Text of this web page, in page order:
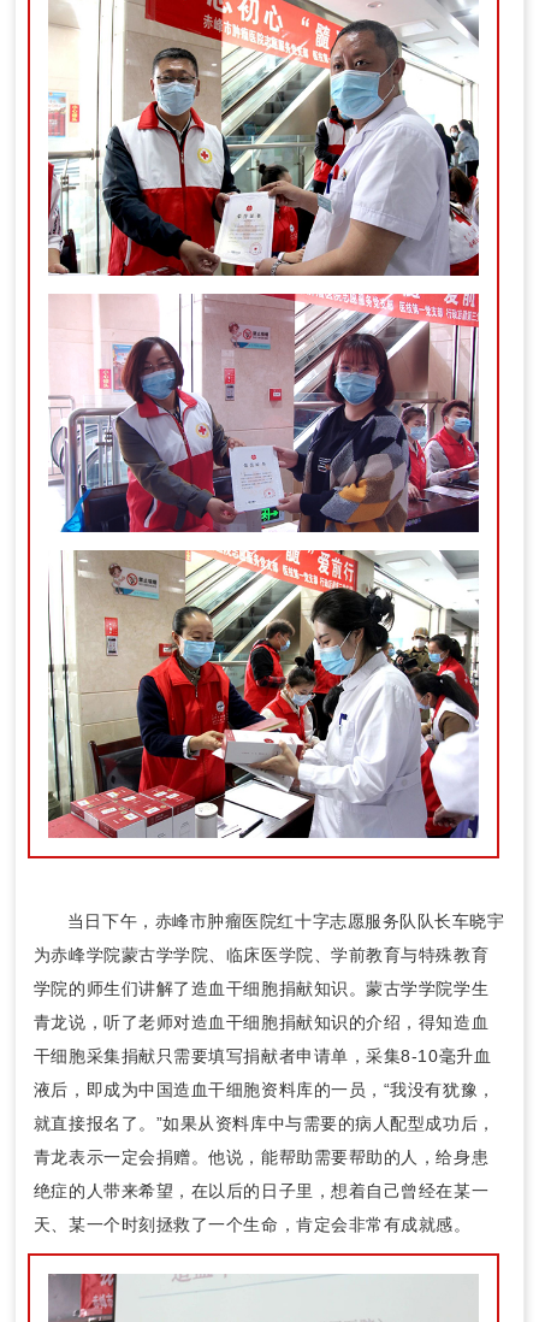
当日下午，赤峰市肿瘤医院红十字志愿服务队队长车晓宇
为赤峰学院蒙古学学院、临床医学院、学前教育与特殊教育
学院的师生们讲解了造血干细胞捐献知识。蒙古学学院学生
青龙说，听了老师对造血干细胞捐献知识的介绍，得知造血
干细胞采集捐献只需要填写捐献者申请单，采集8-10毫升血
液后，即成为中国造血干细胞资料库的一员，“我没有犹豫，
就直接报名了。”如果从资料库中与需要的病人配型成功后，
青龙表示一定会捐赠。他说，能帮助需要帮助的人，给身患
绝症的人带来希望，在以后的日子里，想着自己曾经在某一
天、某一个时刻拯救了一个生命，肯定会非常有成就感。